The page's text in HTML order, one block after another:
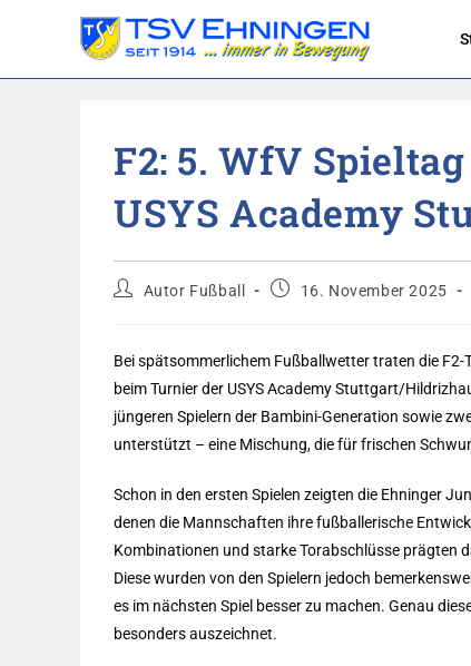
F2: 5. WfV
USYS Academy
Beitrags-
Autor Fußball
Beitrag16. November 2025
Bei spätsommerlichem Fußballwetter traten die
beim Turnier der USYS Academy Stuttgart/
jüngeren Spielern der Bambini-Generation sowie
unterstützt – eine Mischung, die für frischen
Schon in den ersten Spielen zeigten die Ehninger
denen die Mannschaften ihre fußballerische
Kombinationen und starke Torabschlüsse prägten
Diese wurden von den Spielern jedoch
es im nächsten Spiel besser zu machen. Genau
besonders auszeichnet.